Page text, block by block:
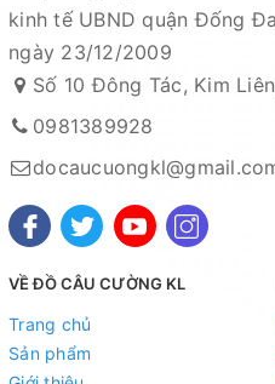
kinh tế UBND quận Đống
ngày 23/12/2009
Số 10 Đông Tác, Kim
0981389928
VỀ ĐỒ CÂU CƯỜNG KL
Trang chủ
Sản phẩm